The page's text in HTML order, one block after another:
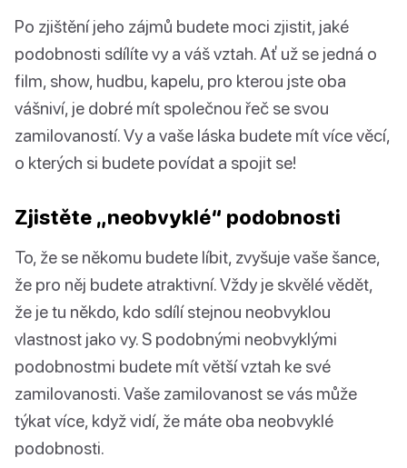
Po zjištění jeho zájmů budete moci zjistit, jaké
podobnosti sdílíte vy a váš vztah. Ať už se jedná o
film, show, hudbu, kapelu, pro kterou jste oba
vášniví, je dobré mít společnou řeč se svou
zamilovaností. Vy a vaše láska budete mít více věcí,
o kterých si budete povídat a spojit se!
Zjistěte „neobvyklé“ podobnosti
To, že se někomu budete líbit, zvyšuje vaše šance,
že pro něj budete atraktivní. Vždy je skvělé vědět,
že je tu někdo, kdo sdílí stejnou neobvyklou
vlastnost jako vy. S podobnými neobvyklými
podobnostmi budete mít větší vztah ke své
zamilovanosti. Vaše zamilovanost se vás může
týkat více, když vidí, že máte oba neobvyklé
podobnosti.